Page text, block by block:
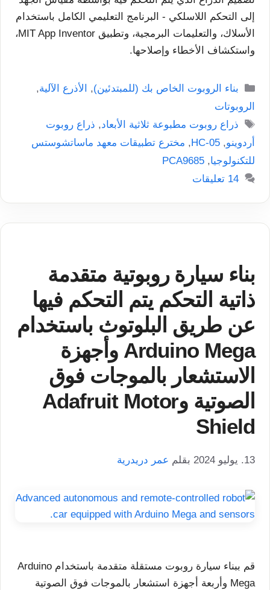
إلى التحكم اللاسلكي - البرنامج التعليمي الكامل باستخدام
الأسلاك، والتعليمات البرمجية، وتطبيق MIT App Inventor،
واستكشاف الأخطاء وإصلاحها.
التصنيفات
بناء الروبوت الخاص بك (للمبتدئين), الأذرع الآلية,
الروبوتات
الوسوم
ذراع روبوت مطبوعة ثلاثية الأبعاد, ذراع روبوت
أردوينو,
HC-05
, مخترع تطبيقات معهد ماساتشوستس
للتكنولوجيا,
PCA9685
14 تعليقات
بناء سيارة روبوتية متقدمة
ذاتية التحكم يتم التحكم فيها
عن طريق البلوتوث باستخدام
Arduino Mega وأجهزة
الاستشعار بالموجات فوق
الصوتية وAdafruit Motor
Shield
13. يوليو 2024 بقلم عمر دريدرية
قم ببناء سيارة روبوت مستقلة متقدمة باستخدام Arduino
Mega وأربعة أجهزة استشعار بالموجات فوق الصوتية